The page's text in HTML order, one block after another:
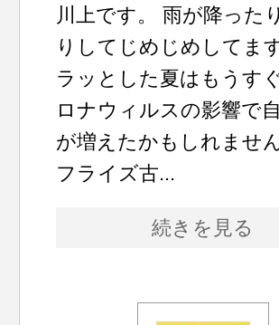
川上です。 雨が降った
りしてじめじめしてま
ラッとした夏はもうす
ロナウィルスの影響で
が増えたかもしれません
フライズ古...
続きを見る